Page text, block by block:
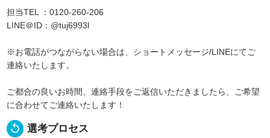
担当TEL ：0120-260-206
LINE＠ID：@tuj6993l
※お電話がつながらない場合は、ショートメッセージ/LINEにてご
連絡いたします。
ご都合の良いお時間、連絡手段をご返信いただきましたら、ご希望
に合わせてご連絡いたします！
replay 選考プロセス